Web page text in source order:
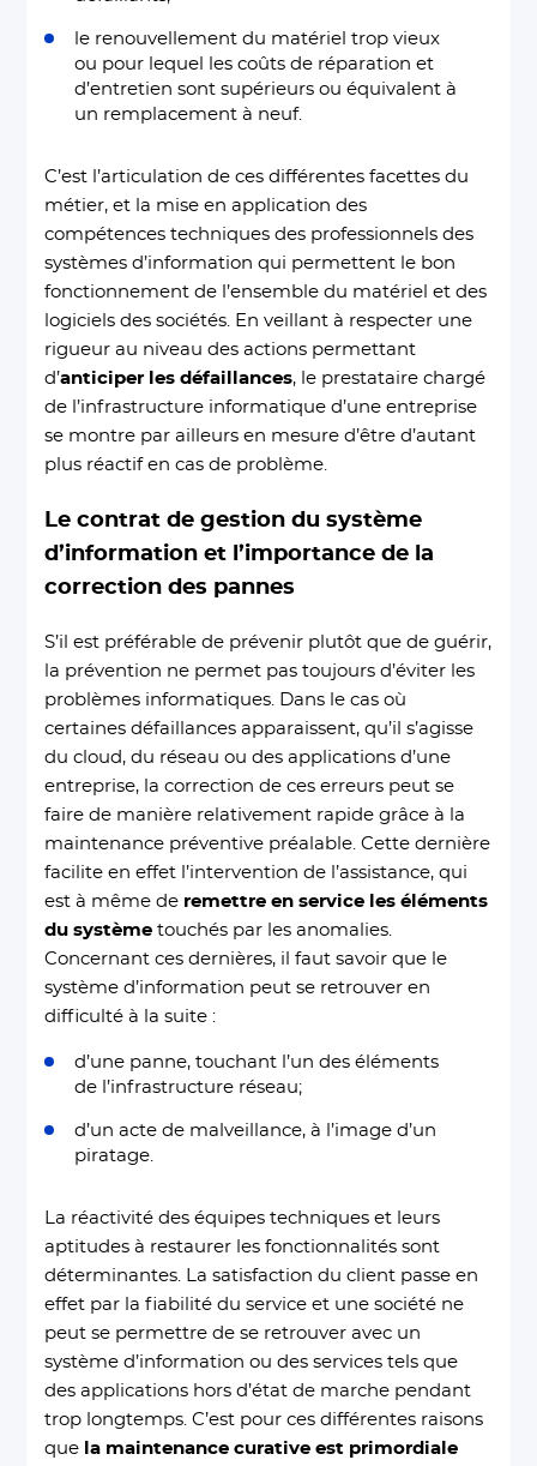
le renouvellement du matériel trop vieux
ou pour lequel les coûts de réparation et
d’entretien sont supérieurs ou équivalent à
un remplacement à neuf.
C’est l’articulation de ces différentes facettes du
métier, et la mise en application des
compétences techniques des professionnels des
systèmes d’information qui permettent le bon
fonctionnement de l’ensemble du matériel et des
logiciels des sociétés. En veillant à respecter une
rigueur au niveau des actions permettant
d’anticiper les défaillances, le prestataire chargé
de l’infrastructure informatique d’une entreprise
se montre par ailleurs en mesure d’être d’autant
plus réactif en cas de problème.
Le contrat de gestion du système
d’information et l’importance de la
correction des pannes
S’il est préférable de prévenir plutôt que de guérir,
la prévention ne permet pas toujours d’éviter les
problèmes informatiques. Dans le cas où
certaines défaillances apparaissent, qu’il s’agisse
du cloud, du réseau ou des applications d’une
entreprise, la correction de ces erreurs peut se
faire de manière relativement rapide grâce à la
maintenance préventive préalable. Cette dernière
facilite en effet l’intervention de l’assistance, qui
est à même de remettre en service les éléments
du système touchés par les anomalies.
Concernant ces dernières, il faut savoir que le
système d’information peut se retrouver en
difficulté à la suite :
d’une panne, touchant l’un des éléments
de l’infrastructure réseau;
d’un acte de malveillance, à l’image d’un
piratage.
La réactivité des équipes techniques et leurs
aptitudes à restaurer les fonctionnalités sont
déterminantes. La satisfaction du client passe en
effet par la fiabilité du service et une société ne
peut se permettre de se retrouver avec un
système d’information ou des services tels que
des applications hors d’état de marche pendant
trop longtemps. C’est pour ces différentes raisons
que la maintenance curative est primordiale